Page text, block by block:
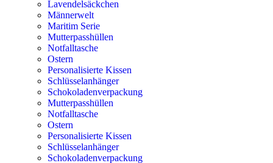
Lavendelsäckchen
Männerwelt
Maritim Serie
Mutterpasshüllen
Notfalltasche
Ostern
Personalisierte Kissen
Schlüsselanhänger
Schokoladenverpackung
Mutterpasshüllen
Notfalltasche
Ostern
Personalisierte Kissen
Schlüsselanhänger
Schokoladenverpackung